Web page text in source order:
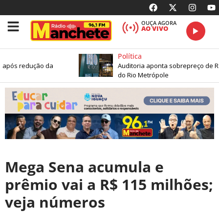
OUÇA AGORA
AO VIVO
redução da
Política
Auditoria aponta sobrepreço de
do Rio Metrópole
Mega Sena acumula e
prêmio vai a R$ 115 milhões;
veja números